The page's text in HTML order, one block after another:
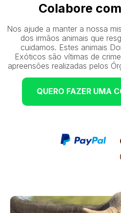
Colabore
Nos ajude a manter a nossa
dos irmãos animais que
cuidamos. Estes animais
Exóticos são vítimas de
apreensões realizadas pelos
QUERO FAZER UMA